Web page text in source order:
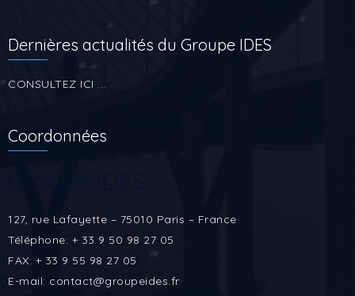
Dernières actualités du Groupe IDES
CONSULTEZ ICI ...
Coordonnées
127, rue Lafayette – 75010 Paris – France
Téléphone: + 33 9 50 98 27 05
FAX: + 33 9 55 98 27 05
E-mail: contact@groupeides.fr